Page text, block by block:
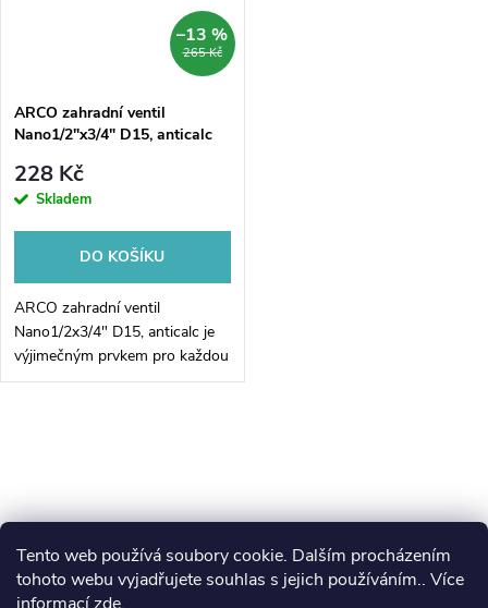
Tento web používá soubory cookie. Dalším procházením
tohoto webu vyjadřujete souhlas s jejich používáním.. Více
265 Kč
–13 %
ARCO zahradní ventil
Nano1/2"x3/4" D15, anticalc
228 Kč
Skladem
DO KOŠÍKU
ARCO zahradní ventil
Nano1/2x3/4" D15, anticalc je
výjimečným prvkem pro každou
zahradu. S jeho pomocí budete
l
á
Z
koupelny-sanita.cz kupelne-online.sk